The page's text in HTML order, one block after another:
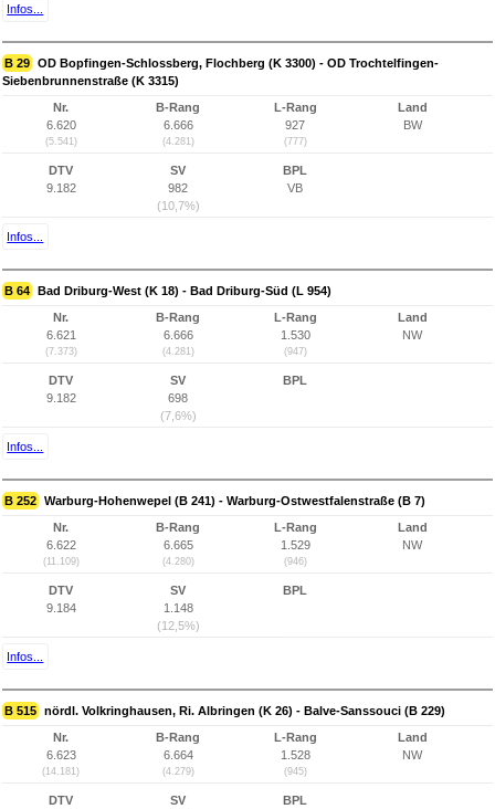
Infos...
B 29 OD Bopfingen-Schlossberg, Flochberg (K 3300) - OD Trochtelfingen-
Siebenbrunnenstraße (K 3315)
Nr.
6.620
(5.541)
B-Rang
6.666
(4.281)
L-Rang
927
(777)
Land
BW
DTV
9.182
SV
982
(10,7%)
BPL
VB
Infos...
B 64 Bad Driburg-West (K 18) - Bad Driburg-Süd (L 954)
Nr.
6.621
(7.373)
B-Rang
6.666
(4.281)
L-Rang
1.530
(947)
Land
NW
DTV
9.182
SV
698
(7,6%)
BPL
Infos...
B 252 Warburg-Hohenwepel (B 241) - Warburg-Ostwestfalenstraße (B 7)
Nr.
6.622
(11.109)
B-Rang
6.665
(4.280)
L-Rang
1.529
(946)
Land
NW
DTV
9.184
SV
1.148
(12,5%)
BPL
Infos...
B 515 nördl. Volkringhausen, Ri. Albringen (K 26) - Balve-Sanssouci (B 229)
Nr.
6.623
(14.181)
B-Rang
6.664
(4.279)
L-Rang
1.528
(945)
Land
NW
DTV
SV
BPL